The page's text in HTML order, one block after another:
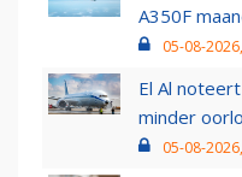
A350F
05-08-
El Al
minder
05-08-